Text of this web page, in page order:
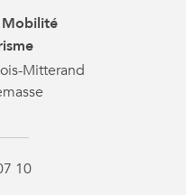
Mitterand
10